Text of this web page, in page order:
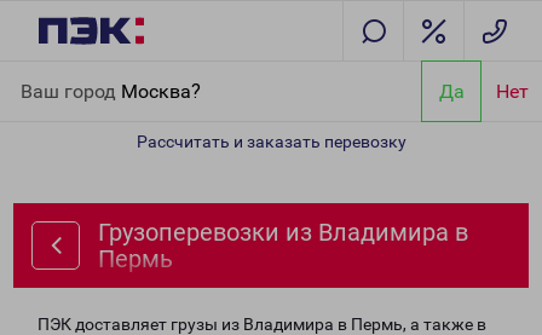
Ваш город Москва? Да Нет
Рассчитать и заказать перевозку
Грузоперевозки из Владимира в
Пермь
ПЭК доставляет грузы из Владимира в Пермь, а также в